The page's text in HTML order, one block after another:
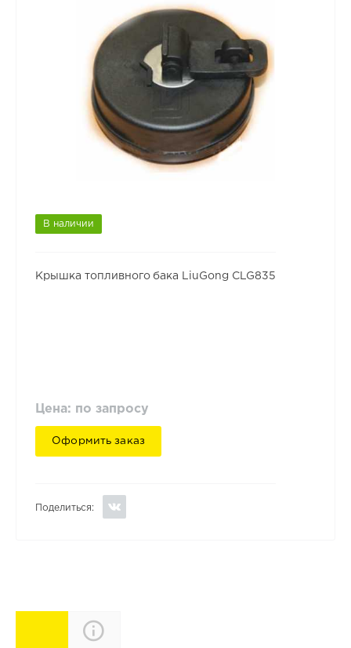
В наличии
Крышка топливного бака LiuGong CLG835
Цена: по запросу
Оформить заказ
Поделиться:
Характеристики